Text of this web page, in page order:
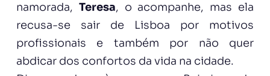
namorada, Teresa, o acompanhe, mas ela
recusa-se sair de Lisboa por motivos
profissionais e também por não quer
abdicar dos confortos da vida na cidade.